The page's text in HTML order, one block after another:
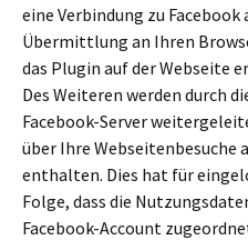
eine Verbindung zu
Übermittlung an Ihren
das Plugin auf der Webseite
Des Weiteren werden durch
Facebook-Server
über Ihre Webseitenbesuche
enthalten. Dies hat für
Folge, dass die
Facebook-Account